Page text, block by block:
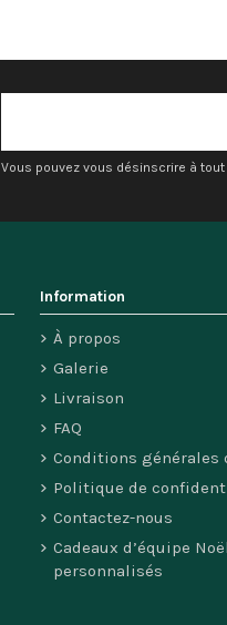
Vous pouvez vous désinscrire à
Information
À propos
Galerie
Livraison
FAQ
Conditions
Politique de
Contactez-nous
Cadeaux d’équipe
personnalisés